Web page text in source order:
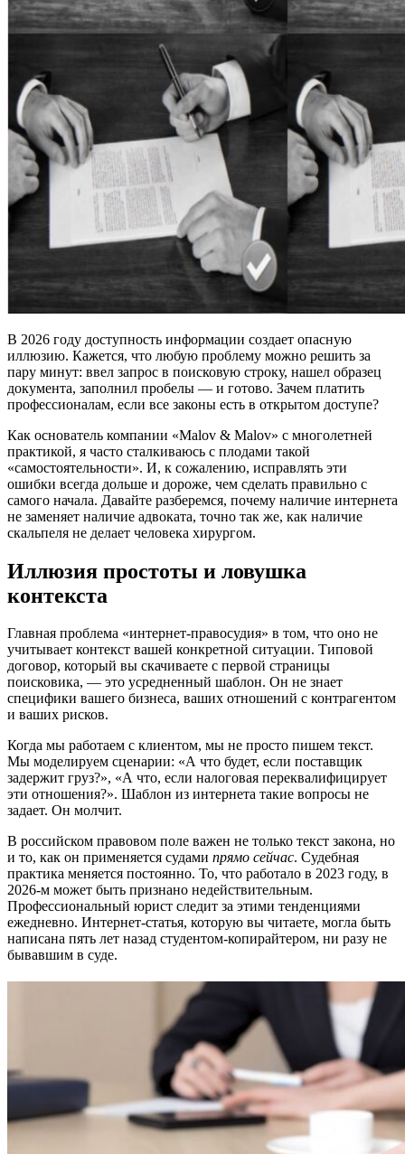
В 2026 году доступность информации создает опасную
иллюзию. Кажется, что любую проблему можно решить за
пару минут: ввел запрос в поисковую строку, нашел образец
документа, заполнил пробелы — и готово. Зачем платить
профессионалам, если все законы есть в открытом доступе?
Как основатель компании «Malov & Malov» с многолетней
практикой, я часто сталкиваюсь с плодами такой
«самостоятельности». И, к сожалению, исправлять эти
ошибки всегда дольше и дороже, чем сделать правильно с
самого начала. Давайте разберемся, почему наличие интернета
не заменяет наличие адвоката, точно так же, как наличие
скальпеля не делает человека хирургом.
Иллюзия простоты и ловушка
контекста
Главная проблема «интернет-правосудия» в том, что оно не
учитывает контекст вашей конкретной ситуации. Типовой
договор, который вы скачиваете с первой страницы
поисковика, — это усредненный шаблон. Он не знает
специфики вашего бизнеса, ваших отношений с контрагентом
и ваших рисков.
Когда мы работаем с клиентом, мы не просто пишем текст.
Мы моделируем сценарии: «А что будет, если поставщик
задержит груз?», «А что, если налоговая переквалифицирует
эти отношения?». Шаблон из интернета такие вопросы не
задает. Он молчит.
В российском правовом поле важен не только текст закона, но
и то, как он применяется судами прямо сейчас. Судебная
практика меняется постоянно. То, что работало в 2023 году, в
2026-м может быть признано недействительным.
Профессиональный юрист следит за этими тенденциями
ежедневно. Интернет-статья, которую вы читаете, могла быть
написана пять лет назад студентом-копирайтером, ни разу не
бывавшим в суде.